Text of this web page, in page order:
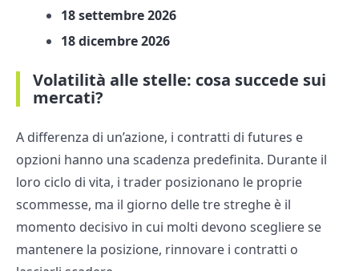
18 settembre 2026
18 dicembre 2026
Volatilità alle stelle: cosa succede sui
mercati?
A differenza di un’azione, i contratti di futures e
opzioni hanno una scadenza predefinita. Durante il
loro ciclo di vita, i trader posizionano le proprie
scommesse, ma il giorno delle tre streghe è il
momento decisivo in cui molti devono scegliere se
mantenere la posizione, rinnovare i contratti o